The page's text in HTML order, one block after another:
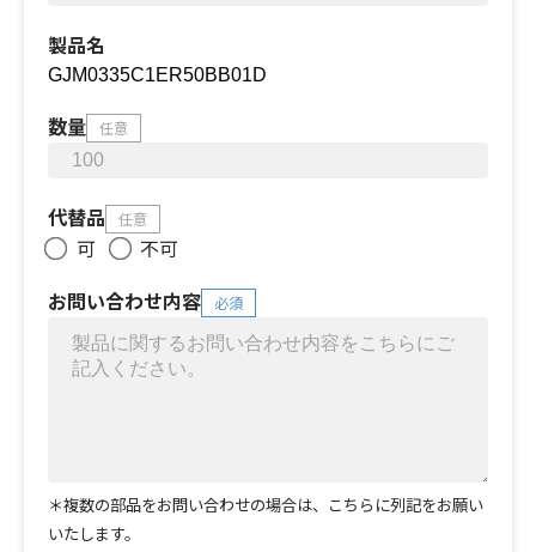
製品名
数量 任意
代替品 任意
可
不可
お問い合わせ内容
必須
＊複数の部品をお問い合わせの場合は、こちらに列記をお願い
いたします。